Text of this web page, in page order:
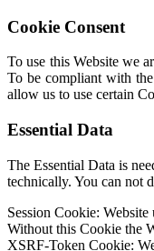
Cookie Consent
To use this Website we
To be compliant with
allow us to use certain
Essential Data
The Essential Data is
technically. You can not
Session Cookie: Website
Without this Cookie the
XSRF-Token Cookie: